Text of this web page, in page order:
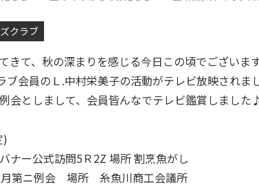
クラブ
きて、秋の深まりを感じる今日この頃でございます
ブ会員のＬ.中村栄美子の活動がテレビ放映されま
会としまして、会員皆んなでテレビ鑑賞しました
)
ナー公式訪問5Ｒ2Z 場所 割烹魚がし
月第ニ例会 場所 糸魚川商工会議所